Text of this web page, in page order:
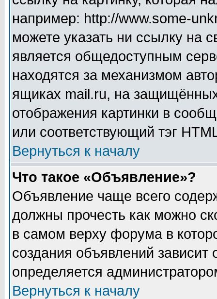
например: http://www.some-
можете указать ни ссылку на
является общедоступным
находятся за механизмом
ящиках mail.ru, на
отображения картинки в
или соответствующий тэг
Вернуться к началу
Что такое «Объявление»?
Объявление чаще всего
должны прочесть как можно
в самом верху форума в
создания объявлений зависит
определяется
Вернуться к началу